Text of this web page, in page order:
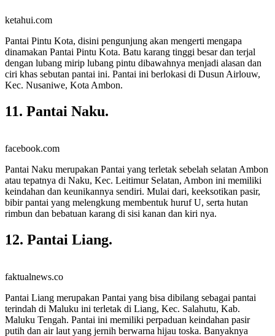
ketahui.com
Pantai Pintu Kota, disini pengunjung akan mengerti mengapa
dinamakan Pantai Pintu Kota. Batu karang tinggi besar dan terjal
dengan lubang mirip lubang pintu dibawahnya menjadi alasan dan
ciri khas sebutan pantai ini. Pantai ini berlokasi di Dusun Airlouw,
Kec. Nusaniwe, Kota Ambon.
11. Pantai Naku.
facebook.com
Pantai Naku merupakan Pantai yang terletak sebelah selatan Ambon
atau tepatnya di Naku, Kec. Leitimur Selatan, Ambon ini memiliki
keindahan dan keunikannya sendiri. Mulai dari, keeksotikan pasir,
bibir pantai yang melengkung membentuk huruf U, serta hutan
rimbun dan bebatuan karang di sisi kanan dan kiri nya.
12. Pantai Liang.
faktualnews.co
Pantai Liang merupakan Pantai yang bisa dibilang sebagai pantai
terindah di Maluku ini terletak di Liang, Kec. Salahutu, Kab.
Maluku Tengah. Pantai ini memiliki perpaduan keindahan pasir
putih dan air laut yang jernih berwarna hijau toska. Banyaknya